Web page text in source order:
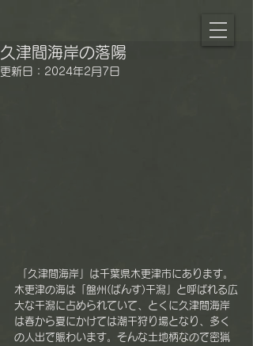
久津間海岸の落陽
更新日： 2024年2月7日
木更津の海は「盤州(ばんす)干潟」と呼ばれる広
大な干潟に占められていて、とくに久津間海岸
は春から夏にかけては潮干狩り場となり、多く
の人出で賑わいます。そんな土地柄なので密猟